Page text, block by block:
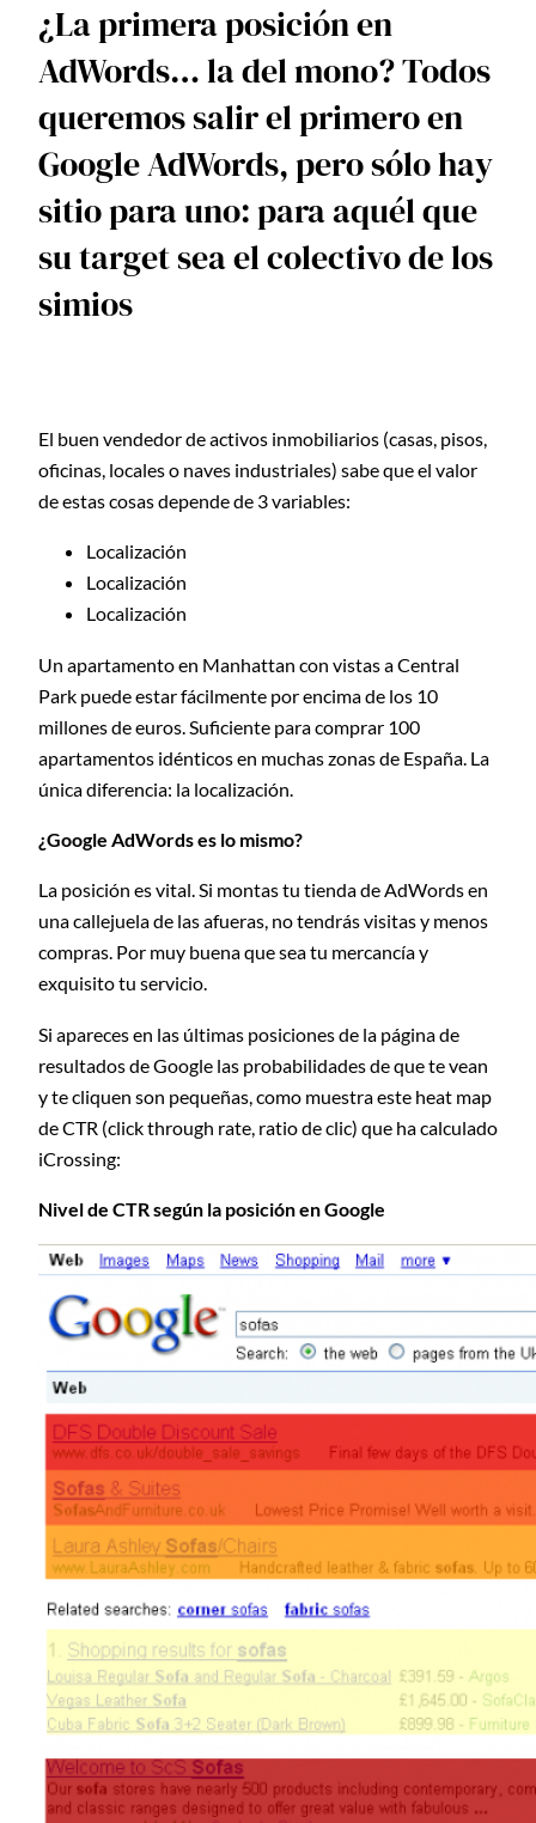
¿La primera posición en
AdWords… la del mono? Todos
queremos salir el primero en
Google AdWords, pero sólo hay
sitio para uno: para aquél que
su target sea el colectivo de los
simios
El buen vendedor de activos inmobiliarios (casas, pisos,
oficinas, locales o naves industriales) sabe que el valor
de estas cosas depende de 3 variables:
Localización
Localización
Localización
Un apartamento en Manhattan con vistas a Central
Park puede estar fácilmente por encima de los 10
millones de euros. Suficiente para comprar 100
apartamentos idénticos en muchas zonas de España. La
única diferencia: la localización.
¿Google AdWords es lo mismo?
La posición es vital. Si montas tu tienda de AdWords en
una callejuela de las afueras, no tendrás visitas y menos
compras. Por muy buena que sea tu mercancía y
exquisito tu servicio.
Si apareces en las últimas posiciones de la página de
resultados de Google las probabilidades de que te vean
y te cliquen son pequeñas, como muestra este heat map
de CTR (click through rate, ratio de clic) que ha calculado
iCrossing:
Nivel de CTR según la posición en Google